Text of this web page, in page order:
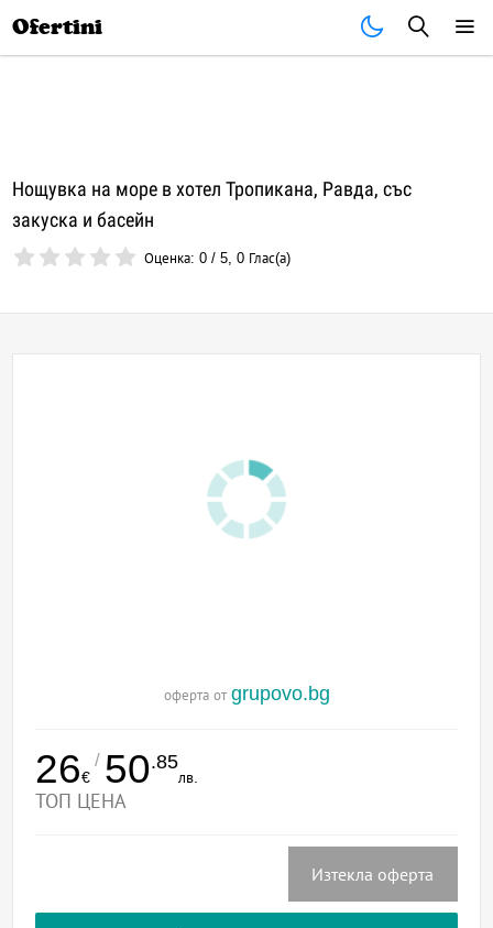
Ofertini
Нощувка на море в хотел Тропикана, Равда, със
закуска и басейн
Оценка:0 /5,0 Глас(а)
оферта от grupovo.bg
26€
/ 50.85
лв.
ТОП ЦЕНА
Изтекла оферта